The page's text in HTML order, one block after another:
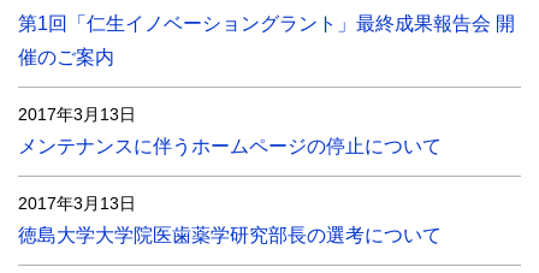
第1回「仁生イノベーショングラント」最終成果報告会 開
催のご案内
2017年3月13日
メンテナンスに伴うホームページの停止について
2017年3月13日
徳島大学大学院医歯薬学研究部長の選考について